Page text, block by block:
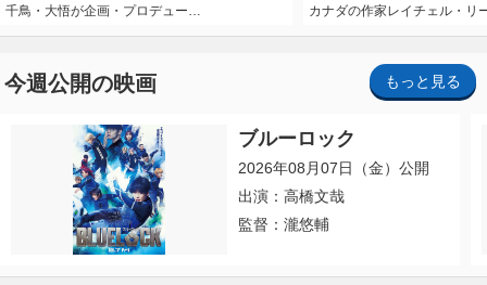
千鳥・大悟が企画・プロデュー…
カナダの作家レイチェル・リ
今週公開の映画 もっと見る
ブルーロック
2026年08月07日（金）公開
出演：高橋文哉
監督：瀧悠輔